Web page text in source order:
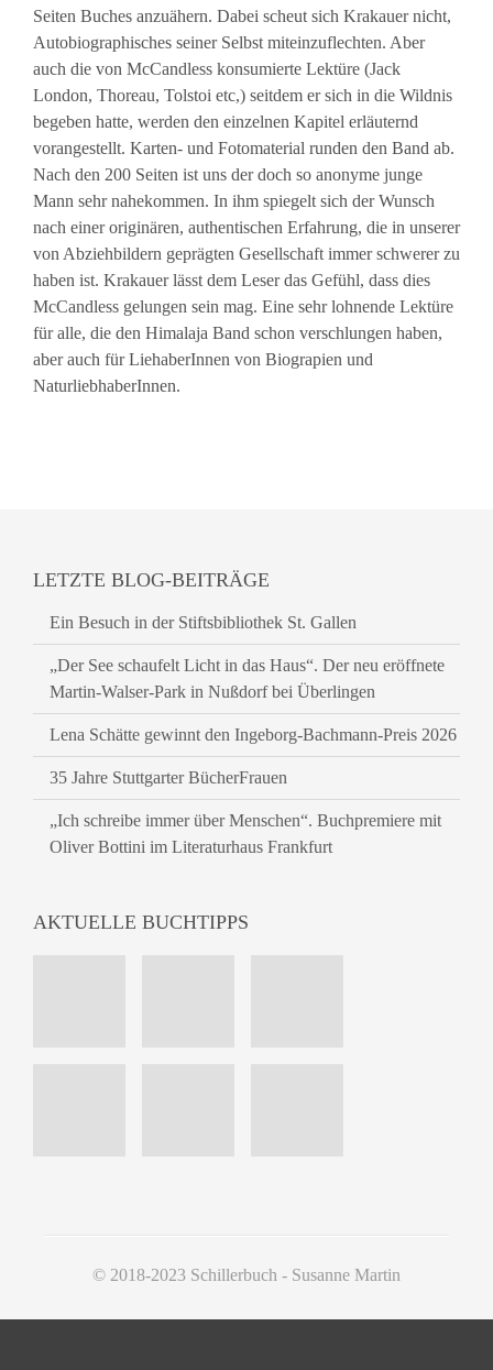
Seiten Buches anzuähern. Dabei scheut sich Krakauer nicht,
Autobiographisches seiner Selbst miteinzuflechten. Aber
auch die von McCandless konsumierte Lektüre (Jack
London, Thoreau, Tolstoi etc,) seitdem er sich in die Wildnis
begeben hatte, werden den einzelnen Kapitel erläuternd
vorangestellt. Karten- und Fotomaterial runden den Band ab.
Nach den 200 Seiten ist uns der doch so anonyme junge
Mann sehr nahekommen. In ihm spiegelt sich der Wunsch
nach einer originären, authentischen Erfahrung, die in unserer
von Abziehbildern geprägten Gesellschaft immer schwerer zu
haben ist. Krakauer lässt dem Leser das Gefühl, dass dies
McCandless gelungen sein mag. Eine sehr lohnende Lektüre
für alle, die den Himalaja Band schon verschlungen haben,
aber auch für LiehaberInnen von Biograpien und
NaturliebhaberInnen.
LETZTE BLOG-BEITRÄGE
Ein Besuch in der Stiftsbibliothek St. Gallen
„Der See schaufelt Licht in das Haus“. Der neu eröffnete
Martin-Walser-Park in Nußdorf bei Überlingen
Lena Schätte gewinnt den Ingeborg-Bachmann-Preis 2026
35 Jahre Stuttgarter BücherFrauen
„Ich schreibe immer über Menschen“. Buchpremiere mit
Oliver Bottini im Literaturhaus Frankfurt
AKTUELLE BUCHTIPPS
© 2018-2023 Schillerbuch - Susanne Martin